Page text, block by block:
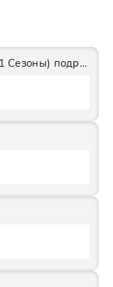
Ментовские войны Все (1-11 Сезоны) подряд Сериал